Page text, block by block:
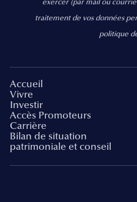
exercer (par mail ou
traitement de vos données
politique
Accueil
Vivre
Investir
Accès Promoteurs
Carrière
Bilan de situation
patrimoniale et conseil